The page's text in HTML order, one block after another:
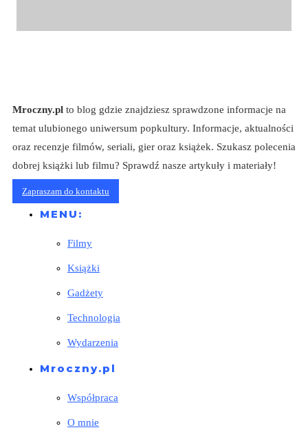
Mroczny.pl to blog gdzie znajdziesz sprawdzone informacje na
temat ulubionego uniwersum popkultury. Informacje, aktualności
oraz recenzje filmów, seriali, gier oraz książek. Szukasz polecenia
dobrej książki lub filmu? Sprawdź nasze artykuły i materiały!
Zapraszam do kontaktu
MENU:
Filmy
Książki
Gadżety
Technologia
Wydarzenia
Mroczny.pl
Współpraca
O mnie